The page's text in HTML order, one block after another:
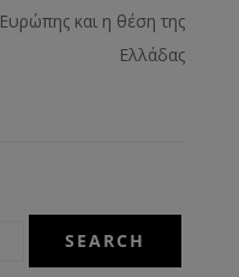
Ευρώπης και η θέση της
Ελλάδας